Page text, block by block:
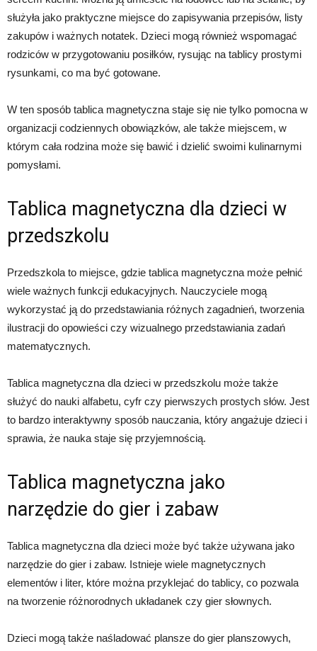
służyła jako praktyczne miejsce do zapisywania przepisów, listy
zakupów i ważnych notatek. Dzieci mogą również wspomagać
rodziców w przygotowaniu posiłków, rysując na tablicy prostymi
rysunkami, co ma być gotowane.
W ten sposób tablica magnetyczna staje się nie tylko pomocna w
organizacji codziennych obowiązków, ale także miejscem, w
którym cała rodzina może się bawić i dzielić swoimi kulinarnymi
pomysłami.
Tablica magnetyczna dla dzieci w
przedszkolu
Przedszkola to miejsce, gdzie tablica magnetyczna może pełnić
wiele ważnych funkcji edukacyjnych. Nauczyciele mogą
wykorzystać ją do przedstawiania różnych zagadnień, tworzenia
ilustracji do opowieści czy wizualnego przedstawiania zadań
matematycznych.
Tablica magnetyczna dla dzieci w przedszkolu może także
służyć do nauki alfabetu, cyfr czy pierwszych prostych słów. Jest
to bardzo interaktywny sposób nauczania, który angażuje dzieci i
sprawia, że nauka staje się przyjemnością.
Tablica magnetyczna jako
narzędzie do gier i zabaw
Tablica magnetyczna dla dzieci może być także używana jako
narzędzie do gier i zabaw. Istnieje wiele magnetycznych
elementów i liter, które można przyklejać do tablicy, co pozwala
na tworzenie różnorodnych układanek czy gier słownych.
Dzieci mogą także naśladować plansze do gier planszowych,